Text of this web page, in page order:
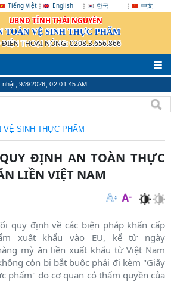
Tiếng Việt English 한국 中文
UBND TỈNH THÁI NGUYÊN
TOÀN VỆ SINH THỰC PHẨM
ĐIỆN THOẠI NÓNG: 0208.3.656.866
nhật, 9/8/2026, 02:01:46 AM
VỆ SINH THỰC PHẨM
LIỀN VIỆT NAM
quy định về các biện pháp khẩn cấp
xuất khẩu vào EU, kể từ ngày
mỳ ăn liền xuất khẩu từ Việt Nam
còn bị bắt buộc phải đi kèm "Giấy
phẩm" do cơ quan có thẩm quyền của